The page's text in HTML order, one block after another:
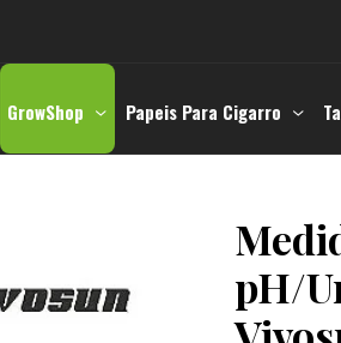
GrowShop Papeis Para Cigarro
pH/